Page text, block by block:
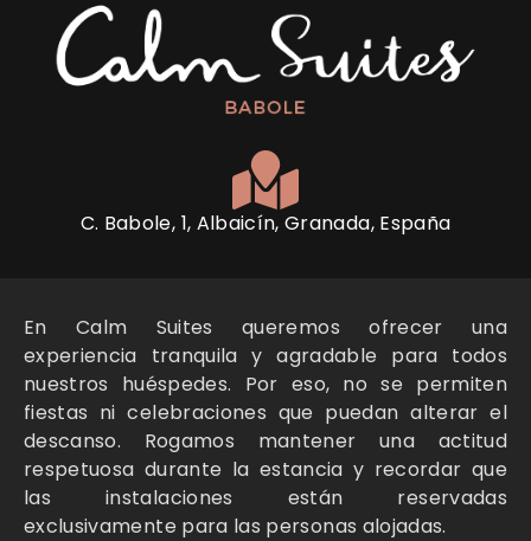
C. Babole, 1, Albaicín, Granada, España
En Calm Suites queremos ofrecer una
experiencia tranquila y agradable para todos
nuestros huéspedes. Por eso, no se permiten
fiestas ni celebraciones que puedan alterar el
descanso. Rogamos mantener una actitud
respetuosa durante la estancia y recordar que
las instalaciones están reservadas
exclusivamente para las personas alojadas.